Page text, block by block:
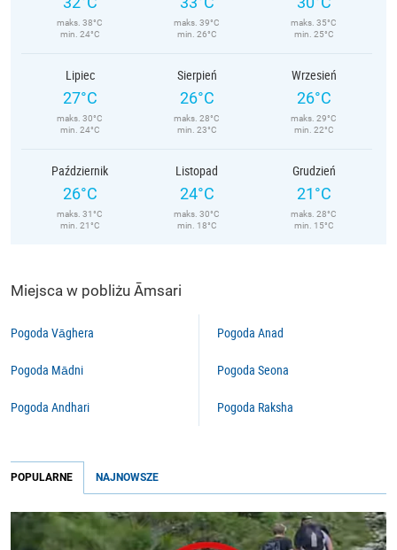
maks. 38°C
min. 24°C
maks. 39°C
min. 26°C
maks. 35°C
min. 25°C
Lipiec
27°C
maks. 30°C
min. 24°C
Sierpień
26°C
maks. 28°C
min. 23°C
Wrzesień
26°C
maks. 29°C
min. 22°C
Październik
26°C
maks. 31°C
min. 21°C
Listopad
24°C
maks. 30°C
min. 18°C
Grudzień
21°C
maks. 28°C
min. 15°C
Miejsca w pobliżu Āmsari
Pogoda Vāghera
Pogoda Mādni
Pogoda Andhari
Pogoda Anad
Pogoda Seona
Pogoda Raksha
POPULARNE NAJNOWSZE